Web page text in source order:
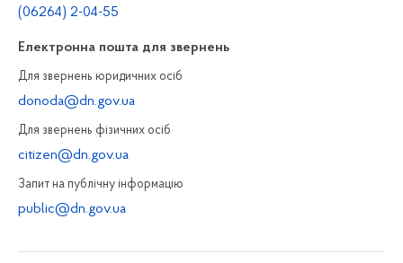
(06264) 2-04-55
Електронна пошта для звернень
Для звернень юридичних осiб
donoda@dn.gov.ua
Для звернень фізичних осiб
citizen@dn.gov.ua
Запит на публiчну інформацiю
public@dn.gov.ua